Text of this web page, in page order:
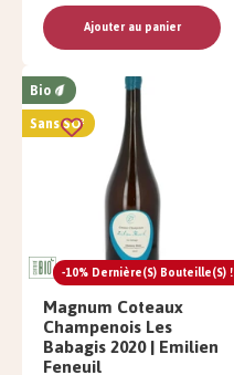
Ajouter au panier
-10% Dernière(s) Bouteille(s) !
Bio
Sans SO²
Magnum Coteaux
Champenois Les
Babagis 2020 | Emilien
Feneuil